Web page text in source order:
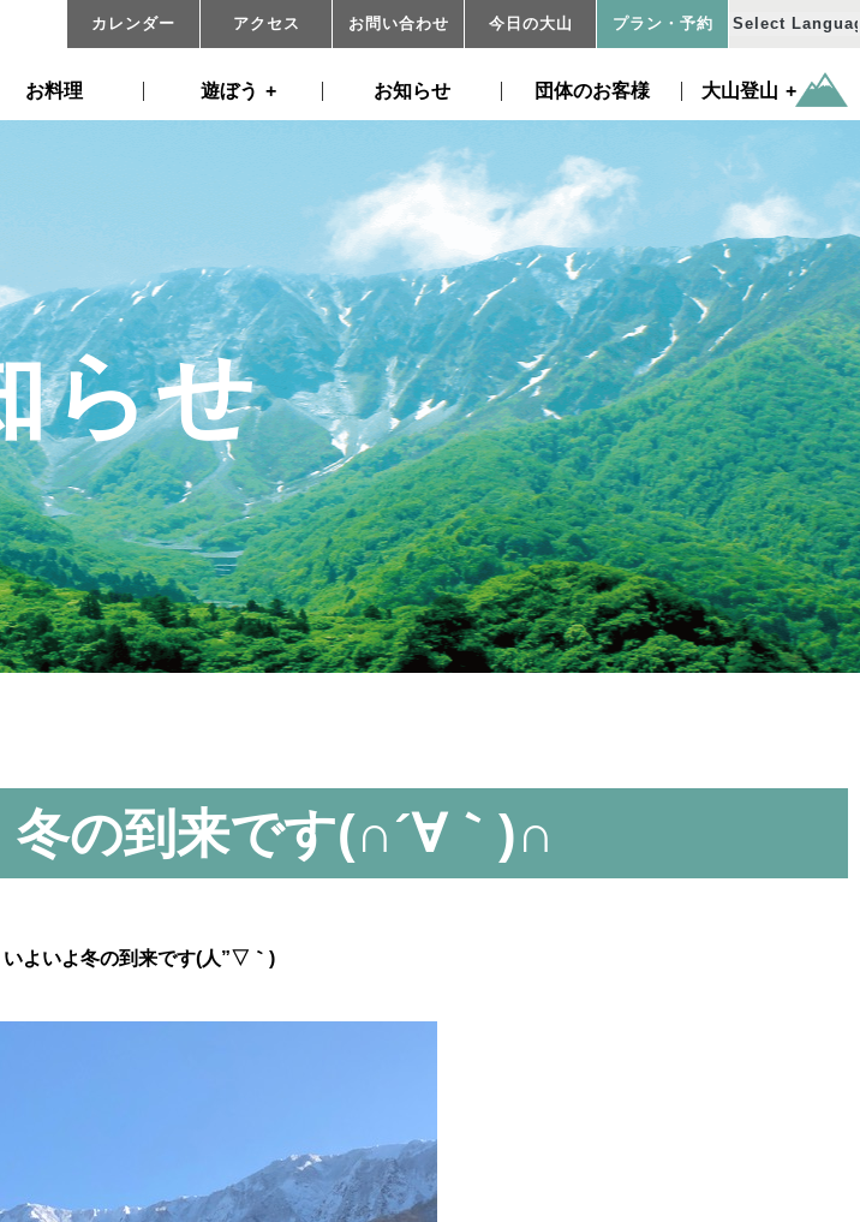
カレンダー アクセス お問い合わせ 今日の大山 プラン ・予約
お料理 遊ぼう お知らせ 団体のお客様 大山登山
らせ
の到来です(∩´∀｀)∩
よいよ冬の到来です(人”▽｀)